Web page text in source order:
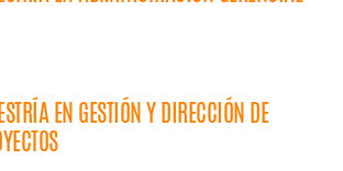
EN GESTIÓN Y DIRECCIÓN DE